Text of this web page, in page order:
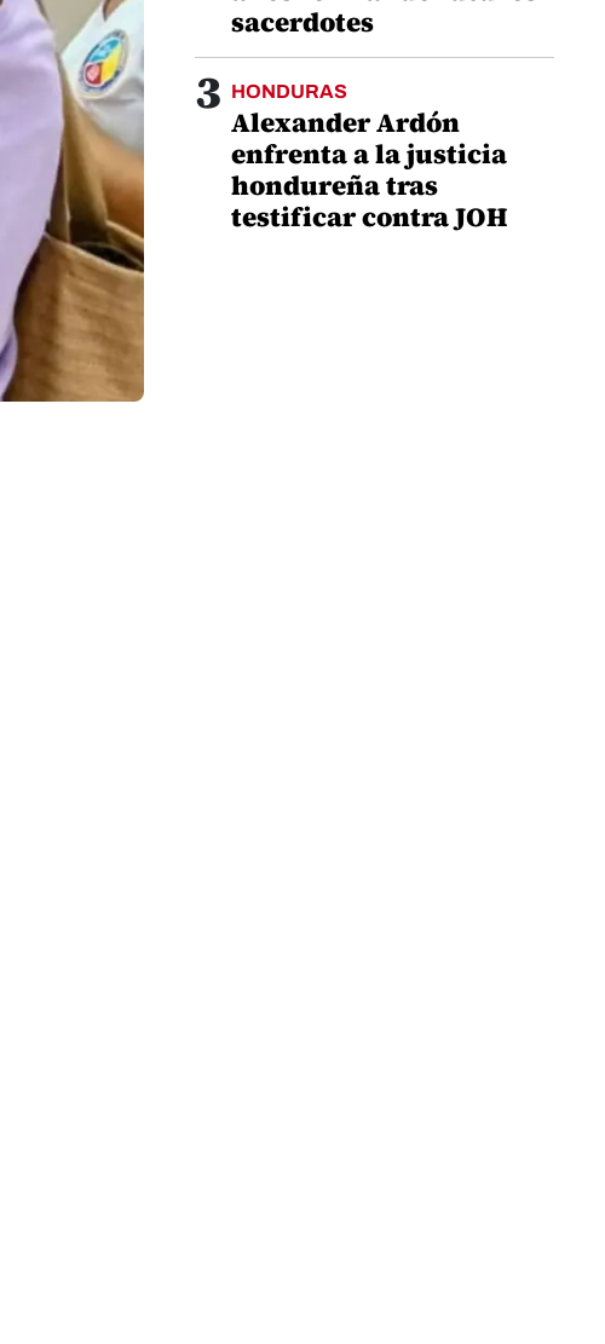
sacerdotes
3 HONDURAS
Alexander Ardón
enfrenta a la justicia
hondureña tras
testificar contra JOH